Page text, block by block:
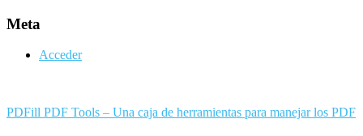
Meta
Acceder
PDFill PDF Tools – Una caja de herramientas para manejar los PDF